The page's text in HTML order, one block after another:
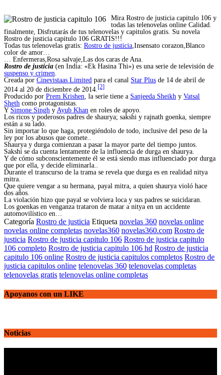
Mira Rostro de justicia capitulo 106 y
todas las telenovelas online Calidad.
finalmente, Disfrutarás de tus telenovelas y capitulos gratis. Su novela
Rostro de justicia capitulo 106 GRATIS!!!
Todas tus telenovelas gratis: Rostro de justicia,Insensato corazon,Blanco
color de amor…
… Enfermeras,Rosa salvaje,Las dos caras de Ana.
Rostro de justicia (en India: «Ek Hasina Thi») es una serie de televisión de
suspenso y crimen.
Creada por Cinevistaas Limited para el canal Star Plus de 14 de abril de
2014 al 20 de diciembre de 2014.
[2]
Producido por Prem Krishen , la serie tiene a Sanjeeda Sheikh y Vatsal
Sheth como protagonistas.
Y Simone Singh y Ayub Khan en roles de apoyo.
Los ricos y poderosos padres de shaurya; sakshi y rajnath goenka, siempre
están a su lado.
Sin importar lo que haga, protegiéndolo de todo, inclusive del peso de la
ley por los abusos que comete..
Shaurya y durga comienzan a pasar la mayor parte del tiempo juntos.
Sakshi se da cuenta lentamente de la influencia de durga en shaurya.
Y de cómo subconscientemente él se está siendo mas influenciado por durga
que por ella, y decide eliminarla..
Durante el transcurso de la trama se revela que durga es en realidad nitya
mitra.
Que quiere vengar a su hermana, payal mitra, a quien shaurya violó hace
dos años.
La violación hizo que payal se volviera loca y sus padres se suicidaran.
Los goenkas en venganza trataron de matar a nitya en un accidente
automovilístico en…
Categoría Rostro de justicia Etiqueta novelas 360 novelas online
novelas online completas novelas360 novelas360.com Rostro de
justicia Rostro de justicia capitulo 106 Rostro de justicia capitulo
106 completo Rostro de justicia capitulo 106 hd Rostro de justicia
capitulo 106 online Rostro de justicia capitulos completos Rostro de
justicia capitulos online telenovelas 360 telenovelas completas
telenovelas gratis telenovelas online completas
Apoyanos con un LIKE
Noticias